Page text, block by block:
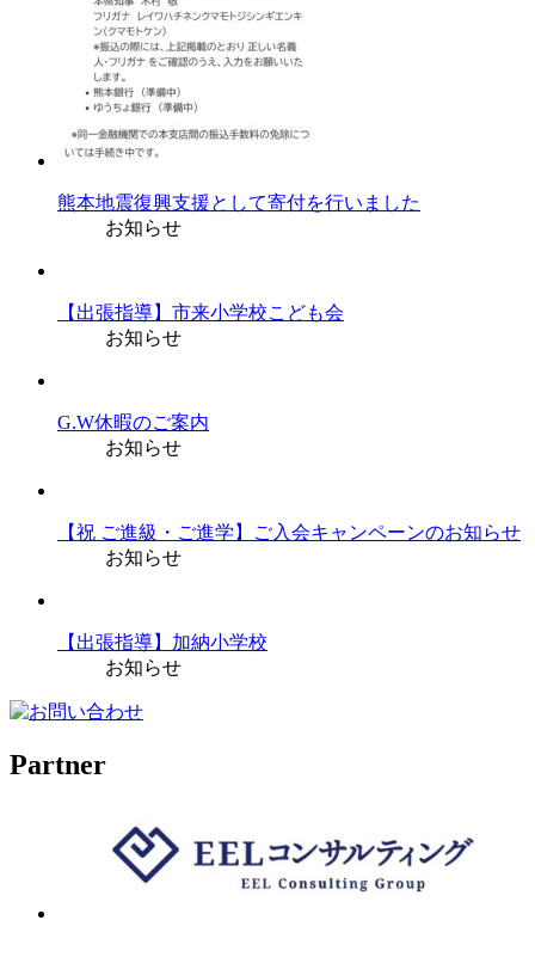
熊本地震復興支援として寄付を行いました
お知らせ
【出張指導】市来小学校こども会
お知らせ
G.W休暇のご案内
お知らせ
【祝 ご進級・ご進学】ご入会キャンペーンのお知らせ
お知らせ
【出張指導】加納小学校
お知らせ
Partner